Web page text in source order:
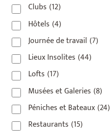
Clubs (12)
Hôtels (4)
Journée de travail (7)
Lieux Insolites (44)
Lofts (17)
Musées et Galeries (8)
Péniches et Bateaux(24)
Restaurants (15)